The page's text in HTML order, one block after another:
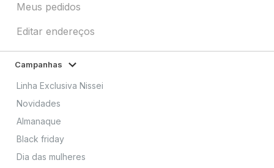
Meus pedidos
Editar endereços
Campanhas
Linha Exclusiva Nissei
Novidades
Almanaque
Black friday
Dia das mulheres